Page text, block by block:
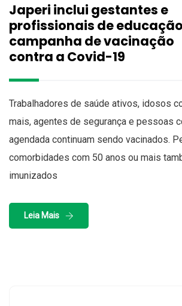
Japeri inclui gestantes e
profissionais de
campanha de vacinação
contra a Covid-19
Trabalhadores de saúde ativos, idosos
mais, agentes de segurança e pessoas
agendada continuam sendo vacinados.
comorbidades com 50 anos ou mais
imunizados
Leia Mais